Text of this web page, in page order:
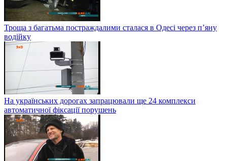
Троща з багатьма постраждалими сталася в Одесі через п’яну
водійку
На українських дорогах запрацювали ще 24 комплекси
автоматичної фіксації порушень